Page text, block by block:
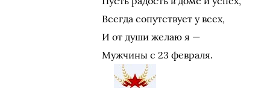
Всегда сопутствует у всех,
И от души желаю я —
Мужчины с 23 февраля.